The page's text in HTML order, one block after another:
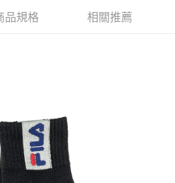
)免運費
)免運費
品規格 相關推薦